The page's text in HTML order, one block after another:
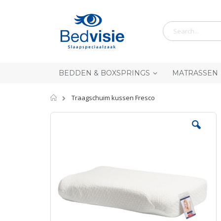
inhoud
BEDDEN & BOXSPRINGS MATRASSEN
Home
Traagschuim kussen Fresco
Skip
gallery